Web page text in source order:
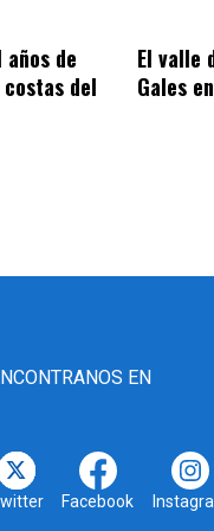
de
del
El valle
Gales
EN
Facebook